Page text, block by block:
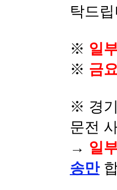
탁드
※ 일
※ 금
※ 경
문전
→ 일
송만